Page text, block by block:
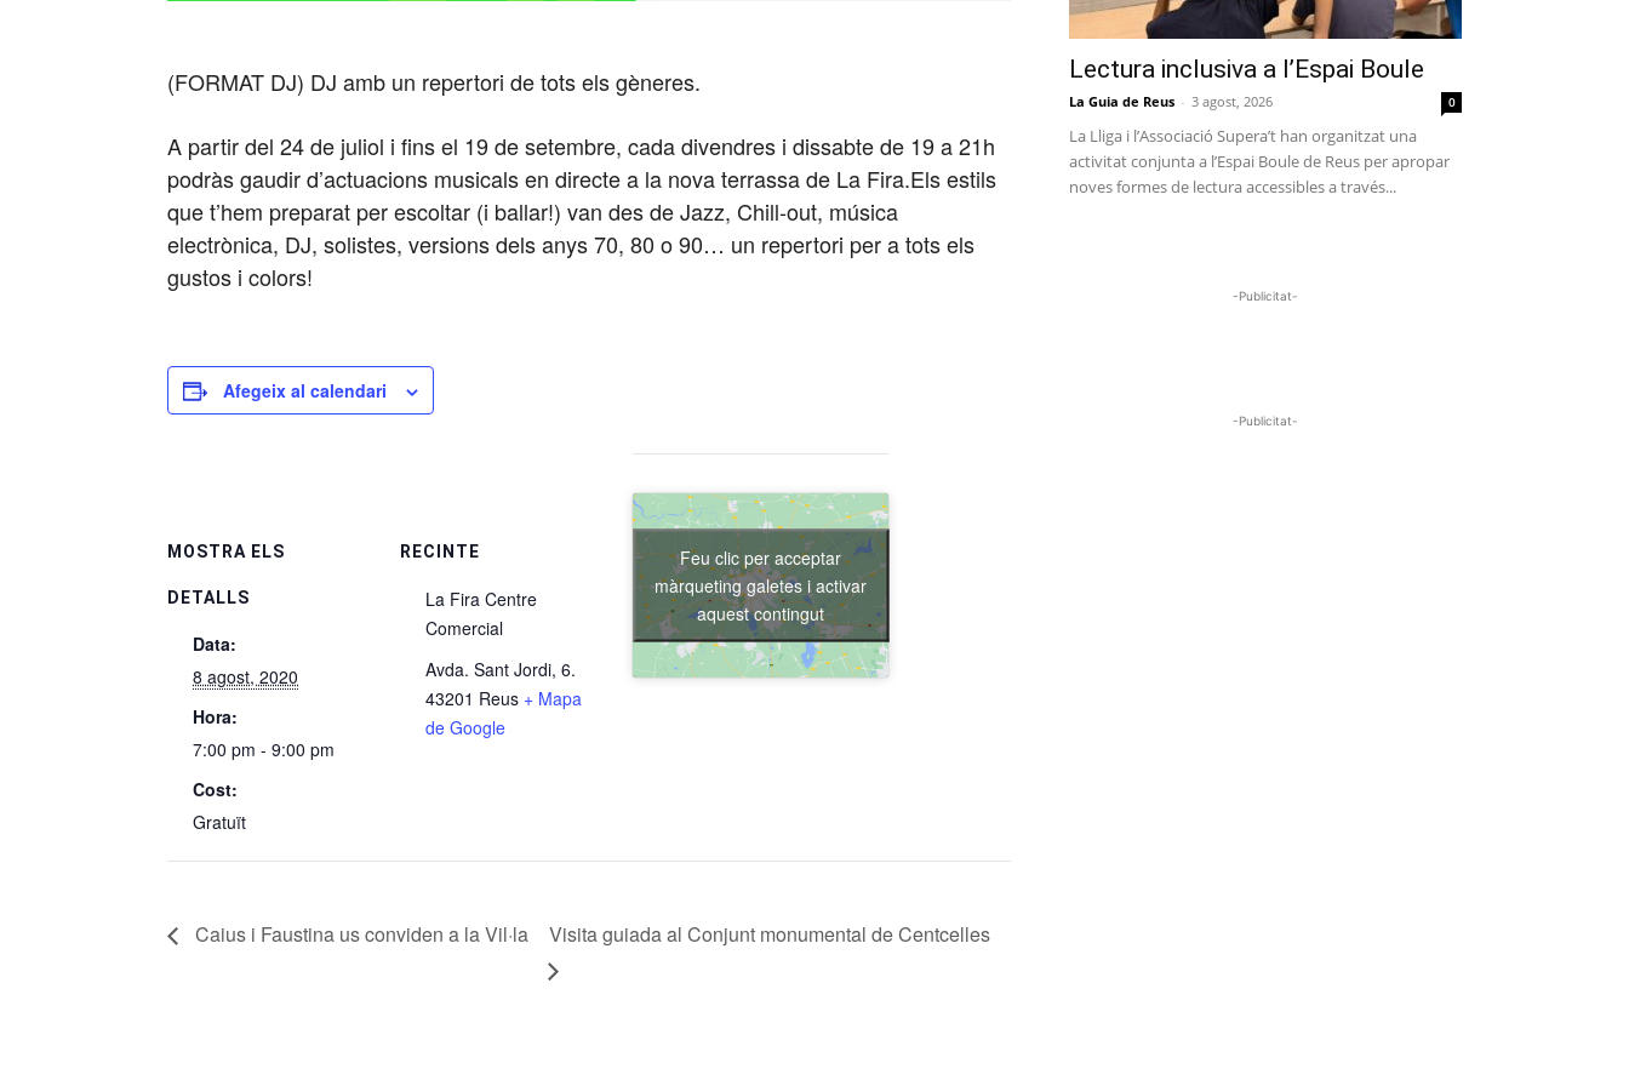
(FORMAT DJ) DJ amb un repertori de tots els gèneres.
A partir del 24 de juliol i fins el 19 de setembre, cada divendres i dissabte de 19 a 21h
podràs gaudir d’actuacions musicals en directe a la nova terrassa de La Fira.Els estils
que t’hem preparat per escoltar (i ballar!) van des de Jazz, Chill-out, música
electrònica, DJ, solistes, versions dels anys 70, 80 o 90… un repertori per a tots els
gustos i colors!
Afegeix al calendari
MOSTRA ELS
DETALLS
Data:
8 agost, 2020
Hora:
7:00 pm - 9:00 pm
Cost:
Gratuït
RECINTE
La Fira Centre
Comercial
Avda. Sant Jordi, 6.
43201 Reus + Mapa
de Google
Feu clic per acceptar
màrqueting galetes i activar
aquest contingut
Caius i Faustina us conviden a la Vil·la Visita guiada al Conjunt monumental de Centcelles
Lectura inclusiva a l’Espai Boule
La Guia de Reus - 3 agost, 2026 0
La Lliga i l’Associació Supera’t han organitzat una
activitat conjunta a l’Espai Boule de Reus per apropar
noves formes de lectura accessibles a través...
-Publicitat-
-Publicitat-